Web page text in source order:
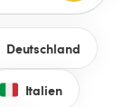
Deutschland
Italien